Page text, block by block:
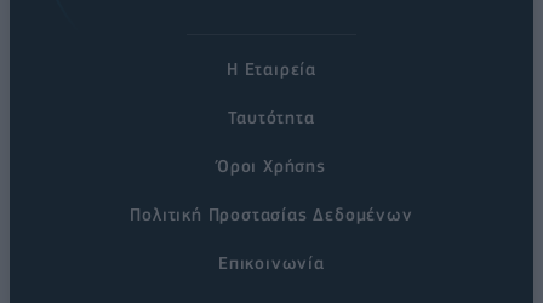
Η Εταιρεία
Ταυτότητα
Όροι Χρήσης
Πολιτική Προστασίας Δεδομένων
Επικοινωνία